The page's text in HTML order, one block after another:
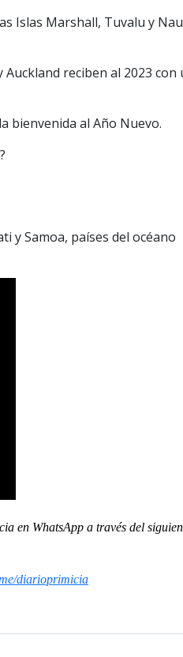
Islas Marshall, Tuvalu y
reciben al 2023 con
bienvenida al Año Nuevo.
y Samoa, países del océano
en WhatsApp a través del
diarioprimicia